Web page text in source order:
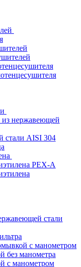
нержавеющей
стали AISI 304
PEX-A
стали
c манометром
без манометра
с манометром